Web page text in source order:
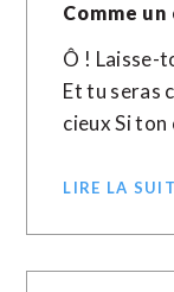
Comme
Ô ! Laisse-
Et tu seras
cieux Si
LIRE LA